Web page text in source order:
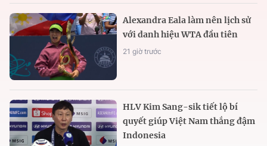
Alexandra Eala làm nên lịch sử
với danh hiệu WTA đầu tiên
21 giờ trước
HLV Kim Sang-sik tiết lộ bí
quyết giúp Việt Nam thắng đậm
Indonesia